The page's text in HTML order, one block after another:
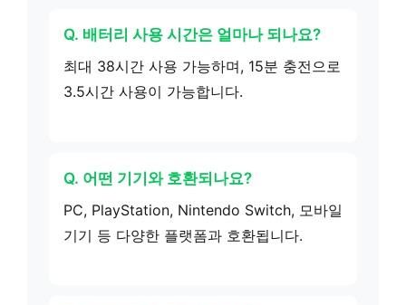
Q. 배터리 사용 시간은 얼마나 되나요?
최대 38시간 사용 가능하며, 15분 충전으로
3.5시간 사용이 가능합니다.
Q. 어떤 기기와 호환되나요?
PC, PlayStation, Nintendo Switch, 모바일
기기 등 다양한 플랫폼과 호환됩니다.